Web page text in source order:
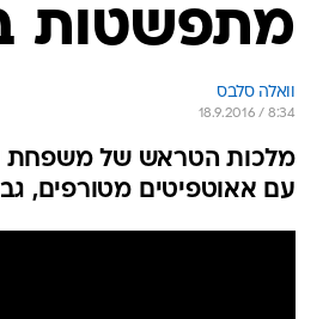
מתפשטות
וואלה סלבס
18.9.2016 / 8:34
מלכות הטראש של משפחת
עם אאוטפיטים מטורפים,